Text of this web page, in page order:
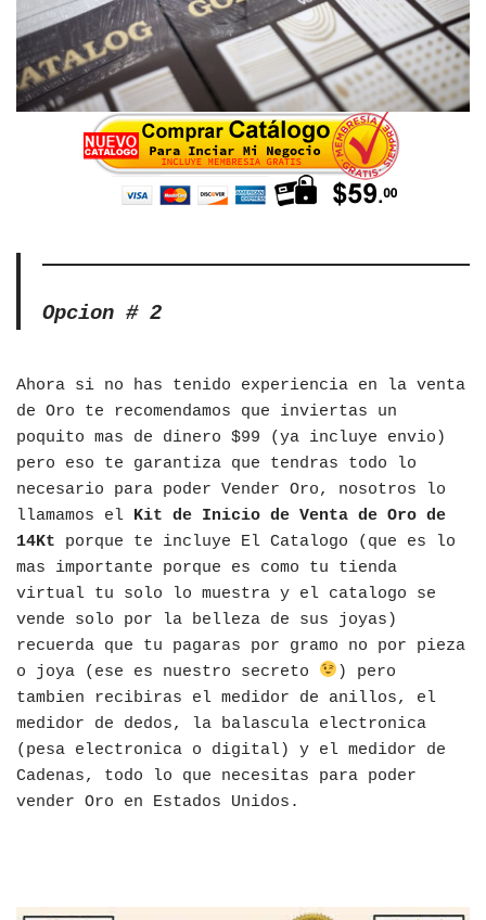
Opcion # 2
Ahora si no has tenido experiencia en la venta
de Oro te recomendamos que inviertas un
poquito mas de dinero $99 (ya incluye envio)
pero eso te garantiza que tendras todo lo
necesario para poder Vender Oro, nosotros lo
llamamos el Kit de Inicio de Venta de Oro de
14Kt porque te incluye El Catalogo (que es lo
mas importante porque es como tu tienda
virtual tu solo lo muestra y el catalogo se
vende solo por la belleza de sus joyas)
recuerda que tu pagaras por gramo no por pieza
o joya (ese es nuestro secreto
) pero
tambien recibiras el medidor de anillos, el
medidor de dedos, la balascula electronica
(pesa electronica o digital) y el medidor de
Cadenas, todo lo que necesitas para poder
vender Oro en Estados Unidos.